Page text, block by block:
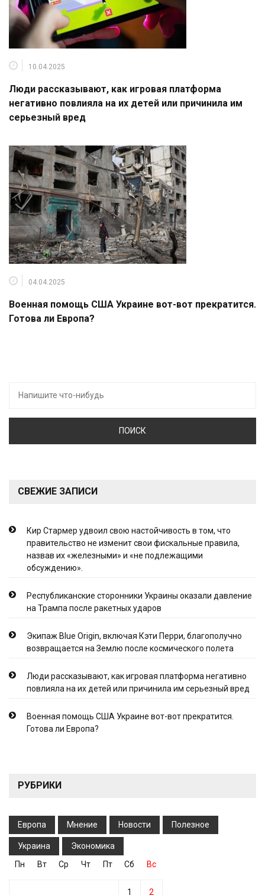
10.04.2025
Люди рассказывают, как игровая платформа
негативно повлияла на их детей или причинила им
серьезный вред
04.04.2025
Военная помощь США Украине вот-вот прекратится.
Готова ли Европа?
СВЕЖИЕ ЗАПИСИ
Кир Стармер удвоил свою настойчивость в том, что
правительство не изменит свои фискальные правила,
назвав их «железными» и «не подлежащими
обсуждению».
Республиканские сторонники Украины оказали давление
на Трампа после ракетных ударов
Экипаж Blue Origin, включая Кэти Перри, благополучно
возвращается на Землю после космического полета
Люди рассказывают, как игровая платформа негативно
повлияла на их детей или причинила им серьезный вред
Военная помощь США Украине вот-вот прекратится.
Готова ли Европа?
РУБРИКИ
Европа Мнение Новости Полезное
Украина
Экономика
Пн
Вт Ср Чт Пт Сб Вс
1 2